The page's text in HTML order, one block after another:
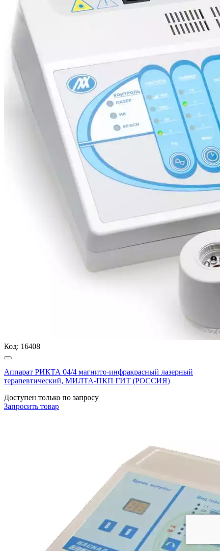
Код: 16408
Аппарат РИКТА 04/4 магнито-инфракрасный лазерный
терапевтический, МИЛТА-ПКП ГИТ (РОССИЯ)
Доступен только по запросу
Запросить товар